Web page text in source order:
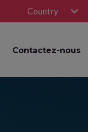
Country
Contactez-nous